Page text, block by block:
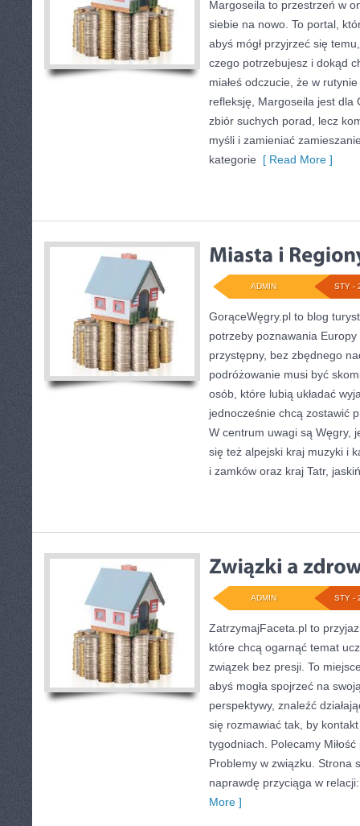
Margoseila to przestrzeń w
siebie na nowo. To portal,
abyś mógł przyjrzeć się
czego potrzebujesz i dokąd
miałeś odczucie, że w
refleksję, Margoseila jest dla
zbiór suchych porad, lecz
myśli i zamieniać
kategorie [ Read More ]
STY -
ADMIN
GorąceWęgry.pl to blog
potrzeby poznawania
przystępny, bez zbędnego
podróżowanie musi być
osób, które lubią układać
jednocześnie chcą zostawić
W centrum uwagi są Węgry,
się też alpejski kraj muzyki i
i zamków oraz kraj Tatr,
STY -
ADMIN
ZatrzymajFaceta.pl to
które chcą ogarnąć temat
związek bez presji. To
abyś mogła spojrzeć na
perspektywy, znaleźć
się rozmawiać tak, by
tygodniach. Polecamy
Problemy w związku. Strona
naprawdę przyciąga w
More ]